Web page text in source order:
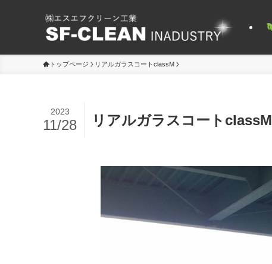
トップページ リアルガラスコートclassM
リアルガラスコートclassM
2023
11/28